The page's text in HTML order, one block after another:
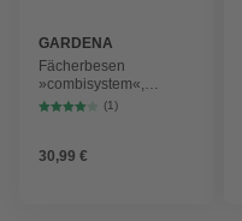
GARDENA
Fächerbesen
»combisystem«,
Arbeitsbreite: 77 cm,
(1)
30,99 €